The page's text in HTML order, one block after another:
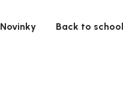
Novinky Back to school